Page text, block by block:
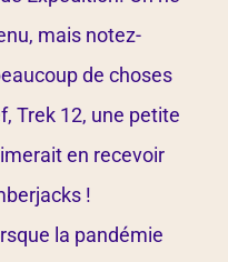
mais notez-
de choses
Trek 12, une petite
en recevoir
!
la pandémie